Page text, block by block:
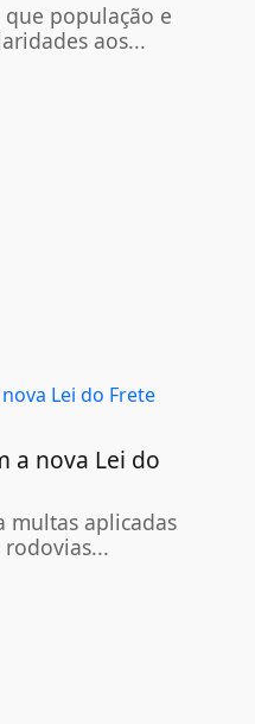
população e
aos...
a nova Lei do
multas aplicadas